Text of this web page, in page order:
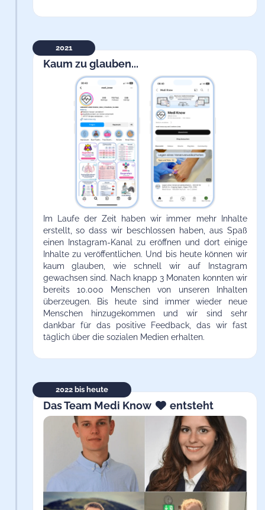
2021
Kaum zu glauben...
Im Laufe der Zeit haben wir immer mehr Inhalte
erstellt, so dass wir beschlossen haben, aus Spaß
einen Instagram-Kanal zu eröffnen und dort einige
Inhalte zu veröffentlichen. Und bis heute können wir
kaum glauben, wie schnell wir auf Instagram
gewachsen sind. Nach knapp 3 Monaten konnten wir
bereits 10.000 Menschen von unseren Inhalten
überzeugen. Bis heute sind immer wieder neue
Menschen hinzugekommen und wir sind sehr
dankbar für das positive Feedback, das wir fast
täglich über die sozialen Medien erhalten.
2022 bis heute
Das Team Medi Know entsteht